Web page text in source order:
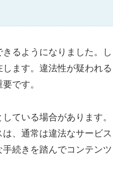
るようになりました。し
ます。違法性が疑われる
です。
ている場合があります。
、通常は違法なサービス
続きを踏んでコンテンツ